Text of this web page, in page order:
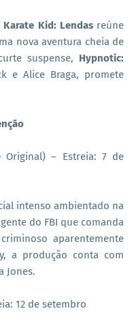
Karate Kid: Lendasreúne
nova aventura cheia de
suspense, Hypnotic:
e Alice Braga, promete
Original) – Estreia: 7 de
intenso ambientado na
do FBI que comanda
aparentemente
a produção conta com
Jones.
12 de setembro